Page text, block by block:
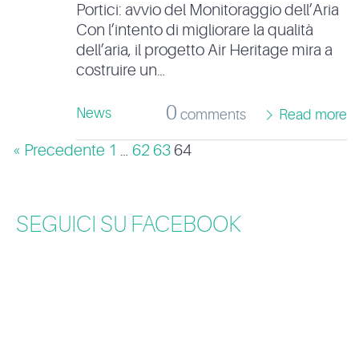
Portici: avvio del Monitoraggio dell’Aria
Con l’intento di migliorare la qualità
dell’aria, il progetto Air Heritage mira a
costruire un…
News 0 comments Read more
« Precedente 1 … 626364
SEGUICI SU FACEBOOK